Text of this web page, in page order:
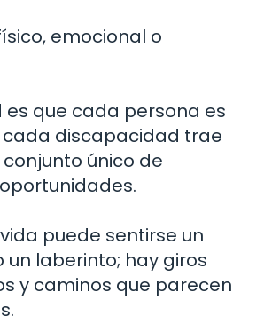
emocional o
es que cada persona es
discapacidad trae
único de
puede sentirse un
un laberinto; hay giros
y caminos que parecen